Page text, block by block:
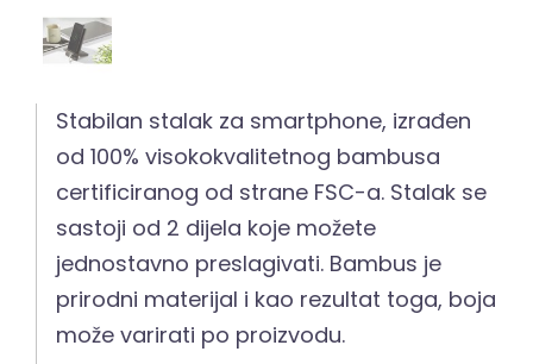
Stabilan stalak za smartphone, izrađen
od 100% visokokvalitetnog bambusa
certificiranog od strane FSC-a. Stalak se
sastoji od 2 dijela koje možete
jednostavno preslagivati. Bambus je
prirodni materijal i kao rezultat toga, boja
može varirati po proizvodu.